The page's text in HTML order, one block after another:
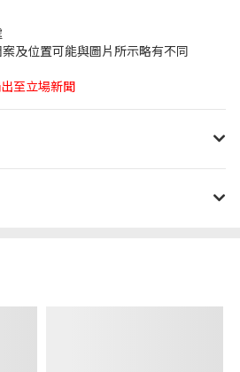
及位置可能與圖片所示略有不同
至立場新聞